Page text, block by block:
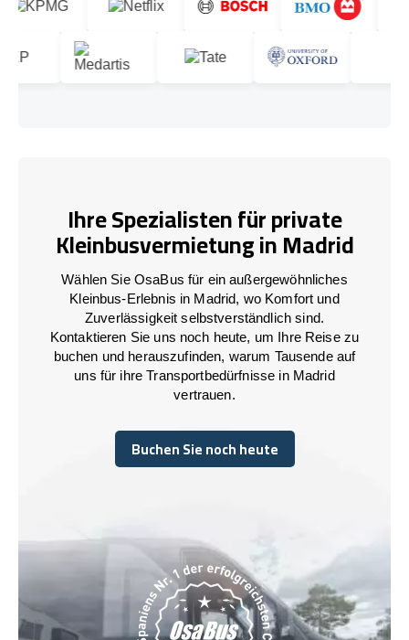
Ihre Spezialisten für private
Kleinbusvermietung in Madrid
Wählen Sie OsaBus für ein außergewöhnliches
Kleinbus-Erlebnis in Madrid, wo Komfort und
Zuverlässigkeit selbstverständlich sind.
Kontaktieren Sie uns noch heute, um Ihre Reise zu
buchen und herauszufinden, warum Tausende auf
uns für ihre Transportbedürfnisse in Madrid
vertrauen.
Buchen Sie noch heute
Buchen Sie noch heute